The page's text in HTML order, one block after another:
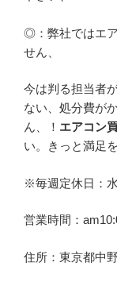
◎：弊社ではエ
せん、
今は判る担当者
ない、処分費が
ん、！ エアコン
い。きっと満足
※毎週定休日：水
営業時間：
住所：東京都中